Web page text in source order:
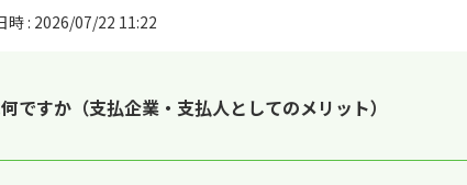
時 : 2026/07/22 11:22
ですか（支払企業・支払人としてのメリット）